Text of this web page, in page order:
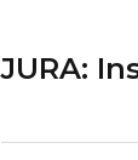
JURA: